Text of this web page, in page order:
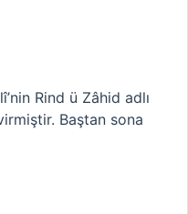
Rind ü Zâhid adlı
Baştan sona